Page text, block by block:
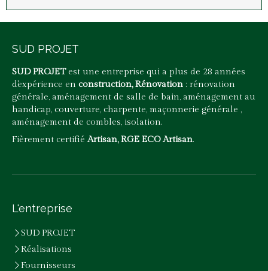
SUD PROJET
SUD PROJETest une entreprise qui a plus de 28 années
d'expérience en construction, Rénovation : rénovation
générale, aménagement de salle de bain, aménagement au
handicap, couverture, charpente, maçonnerie générale ,
aménagement de combles, isolation.
Fièrement certifiéArtisan, RGE ECO Artisan.
L'entreprise
SUD PROJET
Réalisations
Fournisseurs